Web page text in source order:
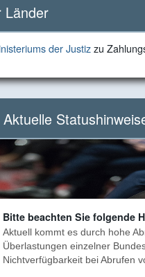
Länder
der Justizzu
mit
der
Nutzung
von
zu
Aktuelle
Bitte beachten Sie folgende
Aktuell kommt es durch hohe
Überlastungen einzelner
Nichtverfügbarkeit bei Abrufen